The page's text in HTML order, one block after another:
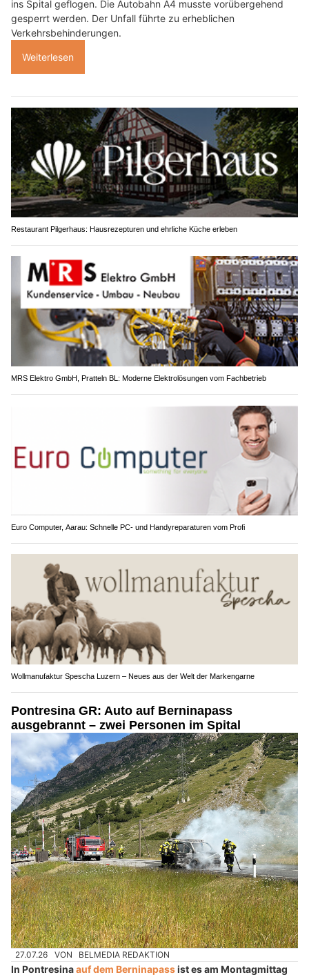
ins Spital geflogen. Die Autobahn A4 musste vorübergehend
gesperrt werden. Der Unfall führte zu erheblichen
Verkehrsbehinderungen.
Weiterlesen
Restaurant Pilgerhaus: Hausrezepturen und ehrliche Küche erleben
MRS Elektro GmbH, Pratteln BL: Moderne Elektrolösungen vom Fachbetrieb
Euro Computer, Aarau: Schnelle PC- und Handyreparaturen vom Profi
Wollmanufaktur Spescha Luzern – Neues aus der Welt der Markengarne
Pontresina GR: Auto auf Berninapass
ausgebrannt – zwei Personen im Spital
27.07.26 VON BELMEDIA REDAKTION
In Pontresinaauf dem Berninapassist es am Montagmittag